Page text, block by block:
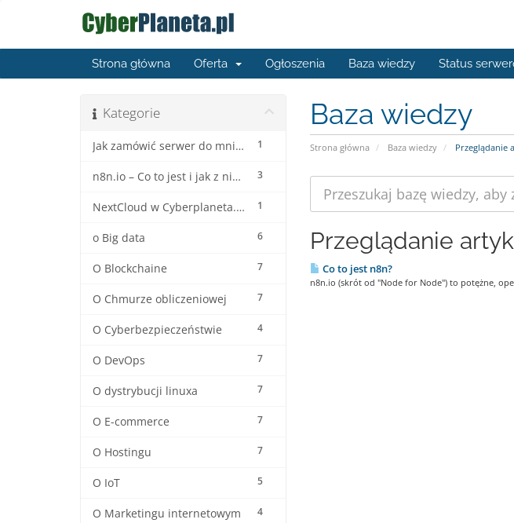
Strona główna Oferta Ogłoszenia Baza wiedzy Status
Baza wiedzy
Strona główna Baza wiedzy Przeglądanie
Kategorie
1
Jak zamówić serwer do mninecrafta ?
3
n8n.io – Co to jest i jak z niego korzystać?
1
NextCloud w Cyberplaneta.pl
6
o Big data
7
O Blockchaine
7
O Chmurze obliczeniowej
4
O Cyberbezpieczeństwie
7
O DevOps
7
O dystrybucji linuxa
7
O E-commerce
7
O Hostingu
5
O IoT
4
O Marketingu internetowym
Przeglądanie
Co to jest n8n?
n8n.io (skrót od "Node for Node") to potężne,